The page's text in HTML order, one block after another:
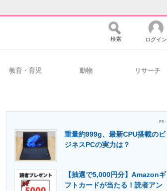
ーのコミュニティ マーケ×ITの今がよく分かる
導入・活用を支援
検索 ログイン
教育・育児 動物 リサーチ
- PR -
重量約999g、最新CPU搭載のビ
ジネスPCの実力は？
【抽選で5,000円分】Amazonギ
フトカードが当たる！読者アン